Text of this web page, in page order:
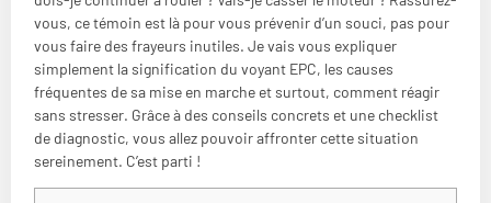
vous, ce témoin est là pour vous prévenir d’un souci, pas pour
vous faire des frayeurs inutiles. Je vais vous expliquer
simplement la signification du voyant EPC, les causes
fréquentes de sa mise en marche et surtout, comment réagir
sans stresser. Grâce à des conseils concrets et une checklist
de diagnostic, vous allez pouvoir affronter cette situation
sereinement. C’est parti !